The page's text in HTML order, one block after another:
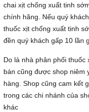
chai xịt chống xuất tinh
chính hãng. Nếu quý
thuốc xịt chống xuất tinh
đền quý khách gấp 10 lần
Do là nhà phân phối
bán cũng được shop niêm
hàng. Shop cũng cam kết
trong các chi nhánh của
khác